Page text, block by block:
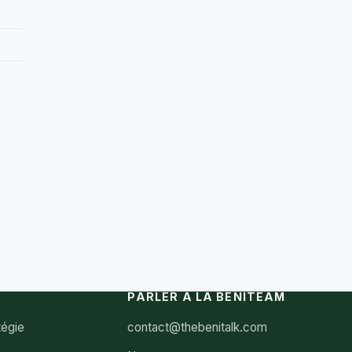
PARLER À LA BENITEAM
contact@thebenitalk.com